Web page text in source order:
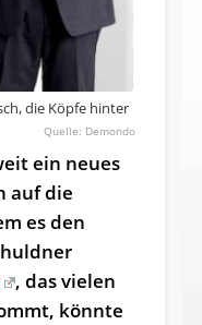
die Köpfe hinter
Demondo
ein neues
auf die
es den
, das vielen
könnte